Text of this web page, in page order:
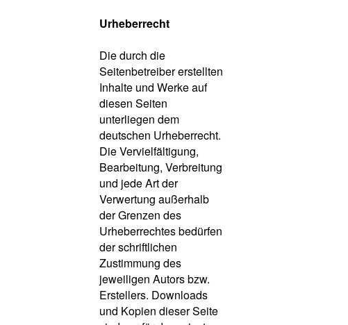
Urheberrecht
Die durch die
Seitenbetreiber erstellten
Inhalte und Werke auf
diesen Seiten
unterliegen dem
deutschen Urheberrecht.
Die Vervielfältigung,
Bearbeitung, Verbreitung
und jede Art der
Verwertung außerhalb
der Grenzen des
Urheberrechtes bedürfen
der schriftlichen
Zustimmung des
jeweiligen Autors bzw.
Erstellers. Downloads
und Kopien dieser Seite